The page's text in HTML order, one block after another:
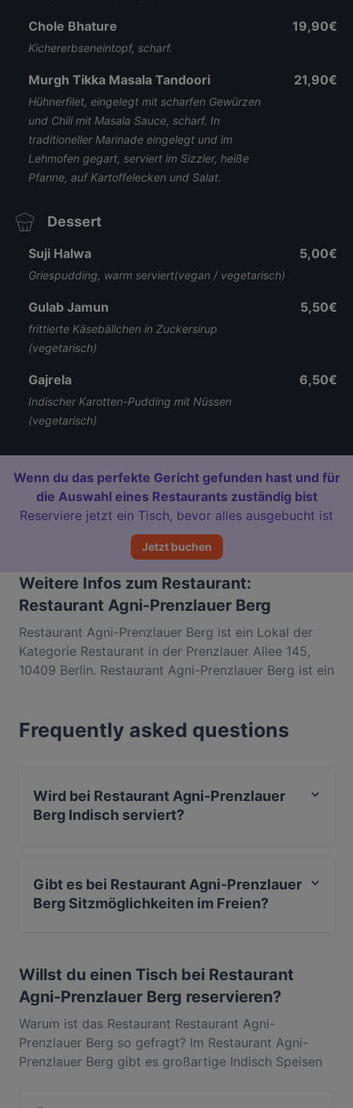
Chole Bhature
Kichererbseneintopf, scharf.
19,90€
Murgh Tikka Masala Tandoori
Hühnerfilet, eingelegt mit scharfen Gewürzen
und Chili mit Masala Sauce, scharf. In
traditioneller Marinade eingelegt und im
Lehmofen gegart, serviert im Sizzler, heiße
Pfanne, auf Kartoffelecken und Salat.
21,90€
Dessert
Suji Halwa
Griespudding, warm serviert(vegan / vegetarisch)
5,00€
Gulab Jamun
frittierte Käsebällchen in Zuckersirup
(vegetarisch)
5,50€
Gajrela
Indischer Karotten-Pudding mit Nüssen
(vegetarisch)
6,50€
Wenn du das perfekte Gericht gefunden hast und für
die Auswahl eines Restaurants zuständig bist
Reserviere jetzt ein Tisch, bevor alles ausgebucht ist
Jetzt buchen
Weitere Infos zum Restaurant:
Restaurant Agni-Prenzlauer Berg
Restaurant Agni-Prenzlauer Berg ist ein Lokal der
Kategorie Restaurant in der Prenzlauer Allee 145,
10409 Berlin. Restaurant Agni-Prenzlauer Berg ist ein
nach einem kompletten Feinschmeckererlebnis bist,
entdecke die Gerichte im Restaurant Agni-
Frequently asked questions
Wird bei Restaurant Agni-Prenzlauer
Berg Indisch serviert?
Gibt es bei Restaurant Agni-Prenzlauer
Berg Sitzmöglichkeiten im Freien?
Willst du einen Tisch bei Restaurant
Agni-Prenzlauer Berg reservieren?
Warum ist das Restaurant Restaurant Agni-
Prenzlauer Berg so gefragt? Im Restaurant Agni-
Prenzlauer Berg gibt es großartige Indisch Speisen